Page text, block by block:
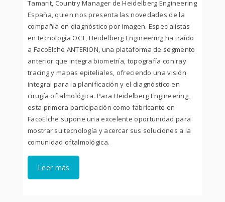
Tamarit, Country Manager de Heidelberg Engineering
España, quien nos presenta las novedades de la
compañía en diagnóstico por imagen. Especialistas
en tecnología OCT, Heidelberg Engineering ha traído
a FacoElche ANTERION, una plataforma de segmento
anterior que integra biometría, topografía con ray
tracing y mapas epiteliales, ofreciendo una visión
integral para la planificación y el diagnóstico en
cirugía oftalmológica. Para Heidelberg Engineering,
esta primera participación como fabricante en
FacoElche supone una excelente oportunidad para
mostrar su tecnología y acercar sus soluciones a la
comunidad oftalmológica.
Leer más